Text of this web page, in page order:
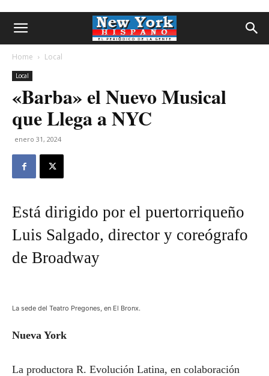
Home Local
Local
«Barba» el Nuevo Musical
que Llega a NYC
enero 31, 2024
Está dirigido por el puertorriqueño
Luis Salgado, director y coreógrafo
de Broadway
La sede del Teatro Pregones, en El Bronx.
Nueva York
La productora R. Evolución Latina, en colaboración